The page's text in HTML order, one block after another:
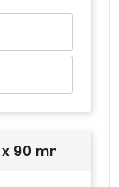
90 mm)